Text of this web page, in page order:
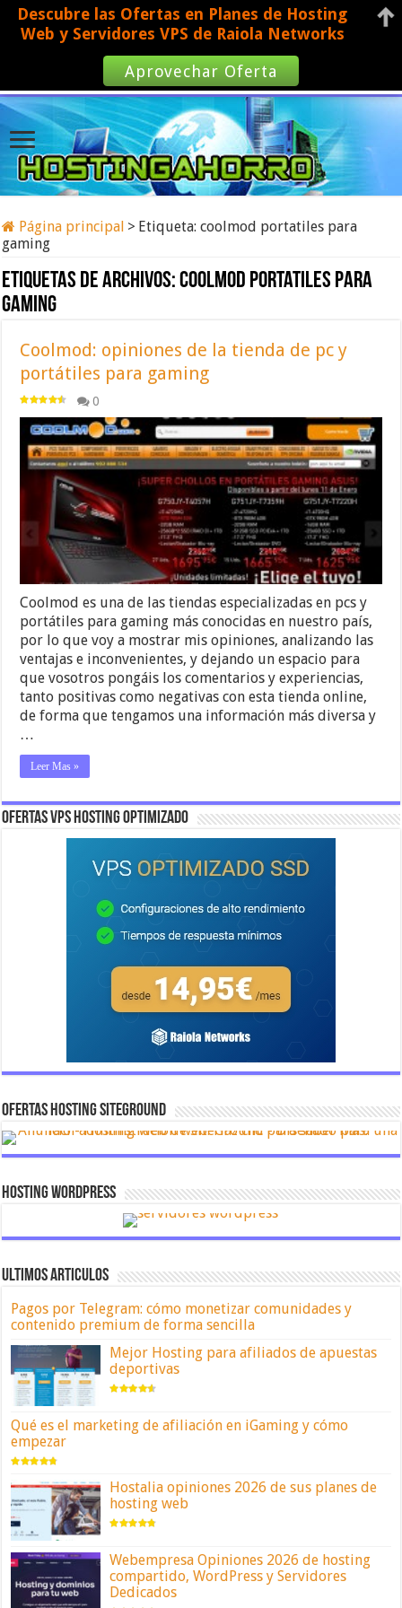
Página principal > Etiqueta:coolmod portatiles para
gaming
Etiquetas de archivos:coolmod portatiles para
gaming
Coolmod: opiniones de la tienda de pc y
portátiles para gaming
0
Coolmod es una de las tiendas especializadas en pcs y
portátiles para gaming más conocidas en nuestro país,
por lo que voy a mostrar mis opiniones, analizando las
ventajas e inconvenientes, y dejando un espacio para
que vosotros pongáis los comentarios y experiencias,
tanto positivas como negativas con esta tienda online,
de forma que tengamos una información más diversa y
…
Leer Mas »
OFERTAS VPS HOSTING OPTIMIZADO
OFERTAS HOSTING SITEGROUND
Hosting Wordpress
ULTIMOS ARTICULOS
Pagos por Telegram: cómo monetizar comunidades y
contenido premium de forma sencilla
Mejor Hosting para afiliados de apuestas
deportivas
Qué es el marketing de afiliación en iGaming y cómo
empezar
Hostalia opiniones 2026 de sus planes de
hosting web
Webempresa Opiniones 2026 de hosting
compartido, WordPress y Servidores
Dedicados
Descubre las Ofertas en Planes de Hosting
Web y Servidores VPS de Raiola Networks
Aprovechar Oferta